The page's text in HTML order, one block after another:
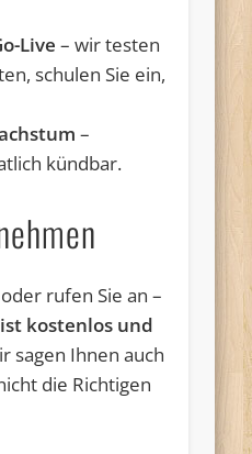
Live – wir testen
schulen Sie ein,
–
kündbar.
rufen Sie an –
kostenlos und
sagen Ihnen auch
die Richtigen